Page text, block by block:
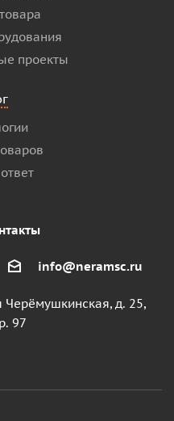
проекты
info@neramsc.ru
Черёмушкинская, д. 25,
97